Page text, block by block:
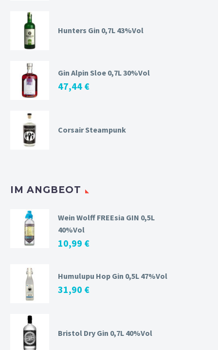
Hunters Gin 0,7L 43%Vol
Gin Alpin Sloe 0,7L 30%Vol
47,44 €
Corsair Steampunk
IM ANGBEOT
Wein Wolff FREEsia GIN 0,5L
40%Vol
10,99 €
Humulupu Hop Gin 0,5L 47%Vol
31,90 €
Bristol Dry Gin 0,7L 40%Vol